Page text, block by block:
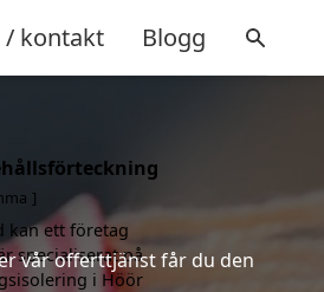
/ kontakt Blogg
vår offerttjänst får du den
kan ett företag
specialiserat på
i Höör